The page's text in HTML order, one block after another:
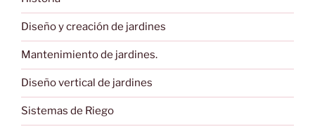
Diseño y creación de jardines
Mantenimiento de jardines.
Diseño vertical de jardines
Sistemas de Riego